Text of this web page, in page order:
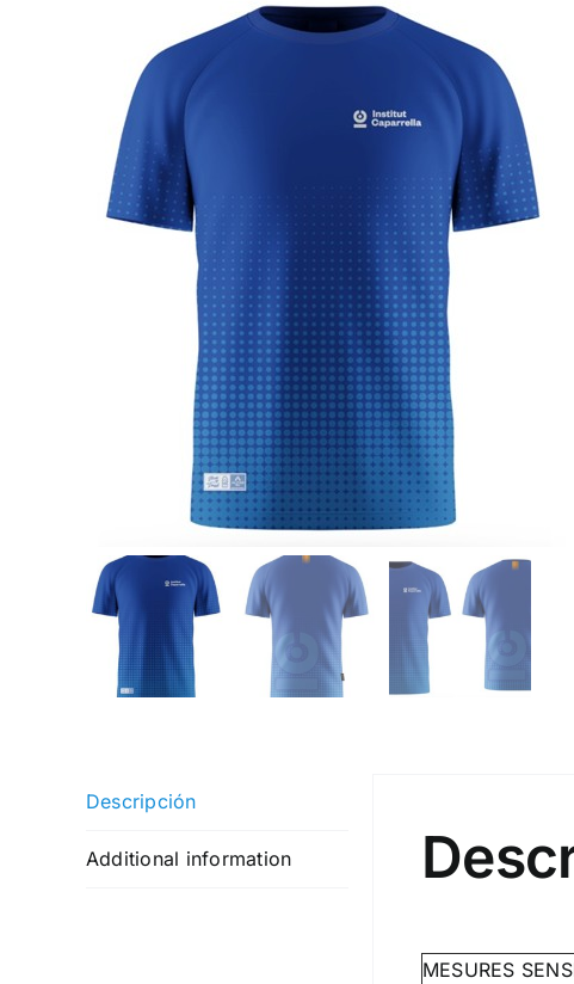
Descripción
Additional information
MESURES